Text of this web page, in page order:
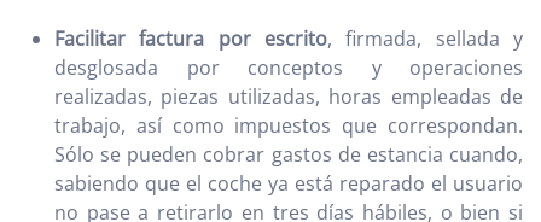
Facilitar factura por escrito, firmada, sellada y
desglosada por conceptos y operaciones
realizadas, piezas utilizadas, horas empleadas de
trabajo, así como impuestos que correspondan.
Sólo se pueden cobrar gastos de estancia cuando,
sabiendo que el coche ya está reparado el usuario
no pase a retirarlo en tres días hábiles, o bien si